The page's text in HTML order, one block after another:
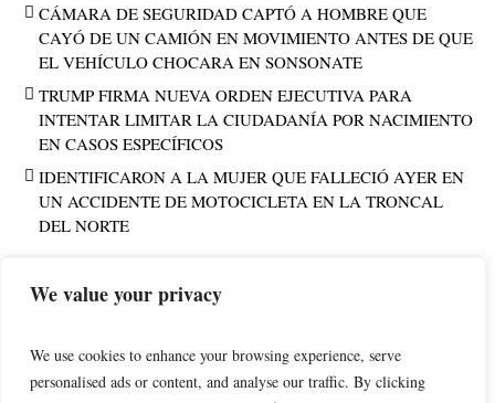
We value your privacy
We use cookies to enhance your browsing experience, serve
personalised ads or content, and analyse our traffic. By clicking
CÁMARA DE SEGURIDAD CAPTÓ A HOMBRE QUE
CAYÓ DE UN CAMIÓN EN MOVIMIENTO ANTES DE QUE
EL VEHÍCULO CHOCARA EN SONSONATE
TRUMP FIRMA NUEVA ORDEN EJECUTIVA PARA
INTENTAR LIMITAR LA CIUDADANÍA POR NACIMIENTO
EN CASOS ESPECÍFICOS
IDENTIFICARON A LA MUJER QUE FALLECIÓ AYER EN
UN ACCIDENTE DE MOTOCICLETA EN LA TRONCAL
DEL NORTE
PUBLICIDAD